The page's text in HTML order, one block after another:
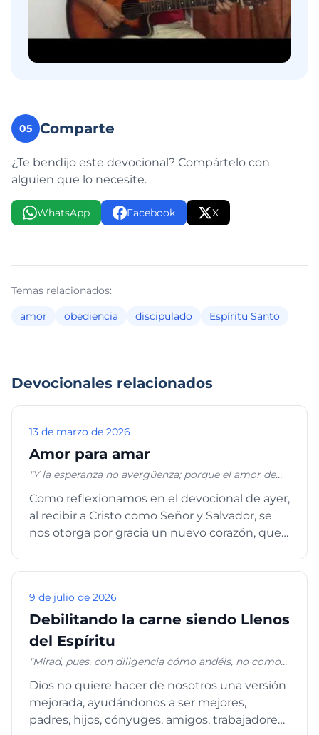
05 Comparte
¿Te bendijo este devocional? Compártelo con
alguien que lo necesite.
WhatsApp Facebook X
Temas relacionados:
amor
obediencia discipulado Espíritu Santo
Devocionales relacionados
13 de marzo de 2026
Amor para amar
"Y la esperanza no avergüenza; porque el amor de
el Espíritu Santo que nos fue dado." Romanos 5:5
Como reflexionamos en el devocional de ayer,
al recibir a Cristo como Señor y Salvador, se
nos otorga por gracia un nuevo corazón, que
9 de julio de 2026
Debilitando la carne siendo Llenos
del Espíritu
"Mirad, pues, con diligencia cómo andéis, no como
tiempo, porque los días son malos. Por tanto, no
seáis insensatos, sino entendidos de cuál sea la
voluntad del Señor. No os embriaguéis con vino, en
Dios no quiere hacer de nosotros una versión
mejorada, ayudándonos a ser mejores,
padres, hijos, cónyuges, amigos, trabajadores,